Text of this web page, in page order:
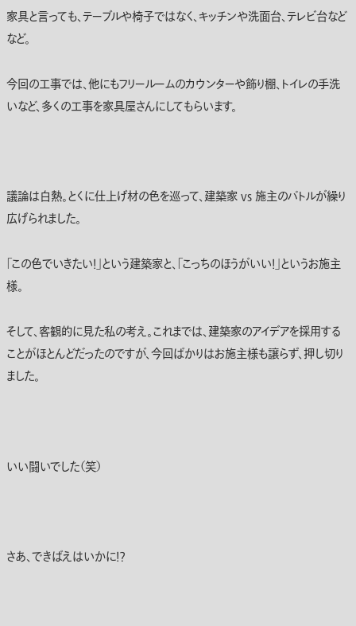
家具と言っても、テーブルや椅子ではなく、キッチンや洗面台、テレビ台など
など。
今回の工事では、他にもフリールームのカウンターや飾り棚、トイレの手洗
いなど、多くの工事を家具屋さんにしてもらいます。
議論は白熱。とくに仕上げ材の色を巡って、建築家 vs 施主のバトルが繰り
広げられました。
「この色でいきたい！」という建築家と、「こっちのほうがいい！」というお施主
様。
そして、客観的に見た私の考え。これまでは、建築家のアイデアを採用する
ことがほとんどだったのですが、今回ばかりはお施主様も譲らず、押し切り
ました。
いい闘いでした（笑）
さあ、できばえはいかに！？